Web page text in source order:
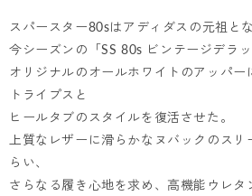
スパースター80sはアディダスの元祖と
今シーズンの「SS 80s ビンテージデラッ
オリジナルのオールホワイトのアッパー
トライプスと
ヒールタブのスタイルを復活させた。
上質なレザーに滑らかなヌバックのス
らい、
さらなる履き心地を求め、高機能ウレタ